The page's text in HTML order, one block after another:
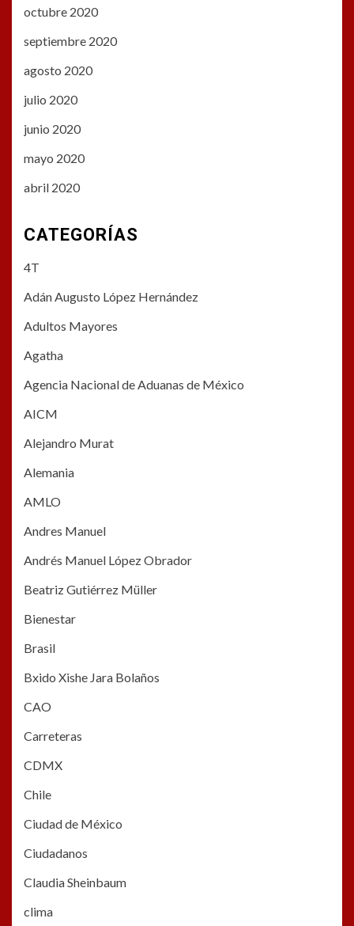
octubre 2020
septiembre 2020
agosto 2020
julio 2020
junio 2020
mayo 2020
abril 2020
CATEGORÍAS
4T
Adán Augusto López Hernández
Adultos Mayores
Agatha
Agencia Nacional de Aduanas de México
AICM
Alejandro Murat
Alemania
AMLO
Andres Manuel
Andrés Manuel López Obrador
Beatriz Gutiérrez Müller
Bienestar
Brasil
Bxido Xishe Jara Bolaños
CAO
Carreteras
CDMX
Chile
Ciudad de México
Ciudadanos
Claudia Sheinbaum
clima